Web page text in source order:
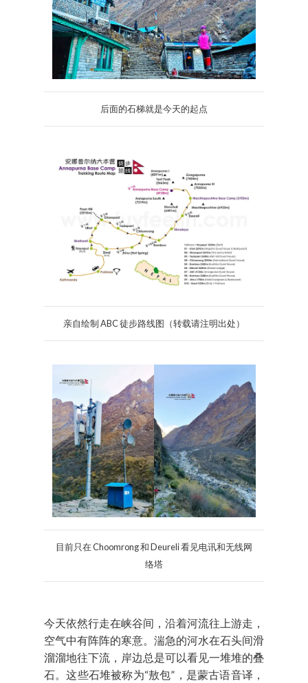
后面的石梯就是今天的起点
亲自绘制 ABC 徒步路线图（转载请注明出处）
目前只在 Choomrong 和 Deureli 看见电讯和无线网
络塔
今天依然行走在峡谷间，沿着河流往上游走，
空气中有阵阵的寒意。湍急的河水在石头间滑
溜溜地往下流，岸边总是可以看见一堆堆的叠
石。这些石堆被称为“敖包”，是蒙古语音译，